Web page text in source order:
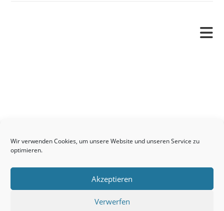
Wir verwenden Cookies, um unsere Website und unseren Service zu
optimieren.
Akzeptieren
Verwerfen
Kontakt
Links
Neuigkeiten
Seelsorge / Sakramente